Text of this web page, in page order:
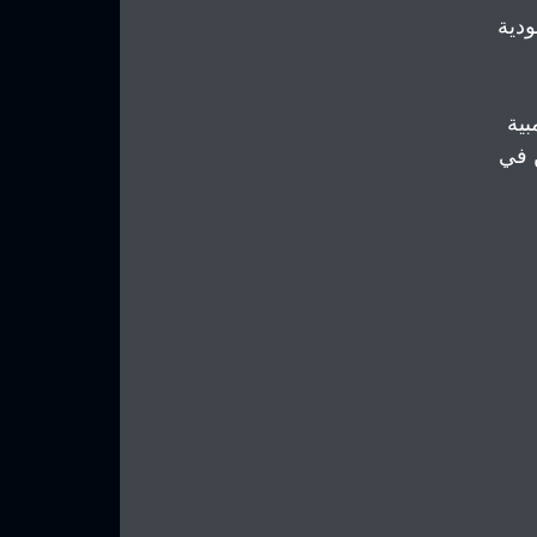
في